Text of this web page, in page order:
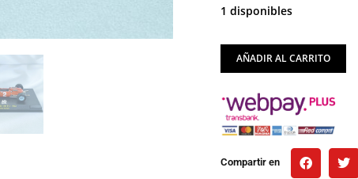
1 disponibles
AÑADIR AL CARRITO
Compartir en